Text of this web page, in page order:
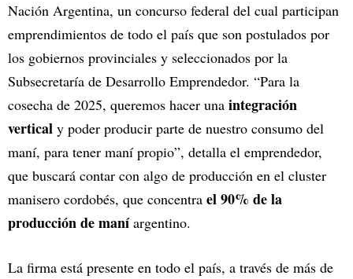
Nación Argentina, un concurso federal del cual participan
emprendimientos de todo el país que son postulados por
los gobiernos provinciales y seleccionados por la
Subsecretaría de Desarrollo Emprendedor. “Para la
cosecha de 2025, queremos hacer una integración
vertical y poder producir parte de nuestro consumo del
maní, para tener maní propio”, detalla el emprendedor,
que buscará contar con algo de producción en el cluster
manisero cordobés, que concentra el 90% de la
producción de maníargentino.
La firma está presente en todo el país, a través de más de